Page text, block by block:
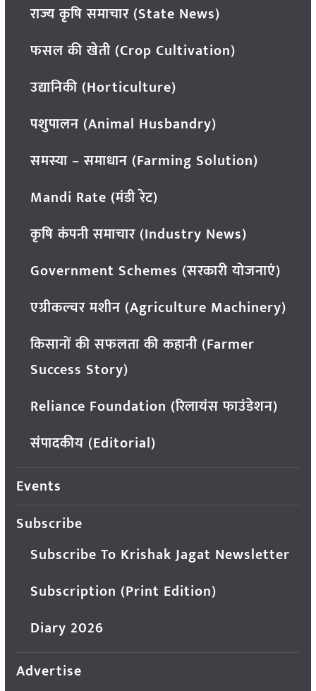
राज्य कृषि समाचार (State News)
फसल की खेती (Crop Cultivation)
उद्यानिकी (Horticulture)
पशुपालन (Animal Husbandry)
समस्या – समाधान (Farming Solution)
Mandi Rate (मंडी रेट)
कृषि कंपनी समाचार (Industry News)
Government Schemes (सरकारी योजनाएं)
एग्रीकल्चर मशीन (Agriculture Machinery)
किसानों की सफलता की कहानी (Farmer
Success Story)
Reliance Foundation (रिलायंस फाउंडेशन)
संपादकीय (Editorial)
Events
Subscribe
Subscribe To Krishak Jagat Newsletter
Subscription (Print Edition)
Diary 2026
Advertise